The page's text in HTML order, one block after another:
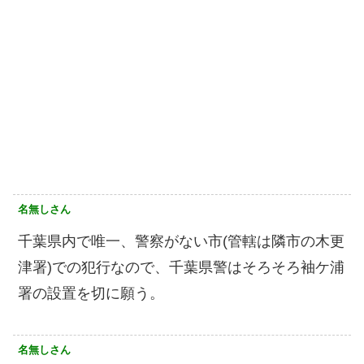
名無しさん
千葉県内で唯一、警察がない市(管轄は隣市の木更
津署)での犯行なので、千葉県警はそろそろ袖ケ浦
署の設置を切に願う。
名無しさん